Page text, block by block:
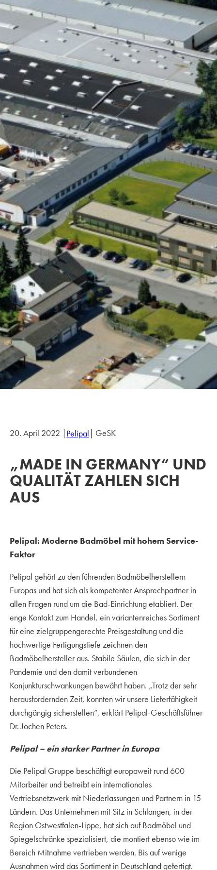
20. April 2022 |Pelipal| GeSK
„MADE IN GERMANY“ UND
QUALITÄT ZAHLEN SICH
AUS
Pelipal: Moderne Badmöbel mit hohem Service-
Faktor
Pelipal gehört zu den führenden Badmöbelherstellern
Europas und hat sich als kompetenter Ansprechpartner in
allen Fragen rund um die Bad-Einrichtung etabliert. Der
enge Kontakt zum Handel, ein variantenreiches Sortiment
für eine zielgruppengerechte Preisgestaltung und die
hochwertige Fertigungstiefe zeichnen den
Badmöbelhersteller aus. Stabile Säulen, die sich in der
Pandemie und den damit verbundenen
Konjunkturschwankungen bewährt haben. „Trotz der sehr
herausfordernden Zeit, konnten wir unsere Lieferfähigkeit
durchgängig sicherstellen“, erklärt Pelipal-Geschäftsführer
Dr. Jochen Peters.
Pelipal – ein starker Partner in Europa
Die Pelipal Gruppe beschäftigt europaweit rund 600
Mitarbeiter und betreibt ein internationales
Vertriebsnetzwerk mit Niederlassungen und Partnern in 15
Ländern. Das Unternehmen mit Sitz in Schlangen, in der
Region Ostwestfalen-Lippe, hat sich auf Badmöbel und
Spiegelschränke spezialisiert, die montiert ebenso wie im
Bereich Mitnahme vertrieben werden. Bis auf wenige
Ausnahmen wird das Sortiment in Deutschland gefertigt.